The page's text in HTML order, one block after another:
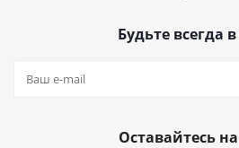
Будьте всегда
Оставайтесь